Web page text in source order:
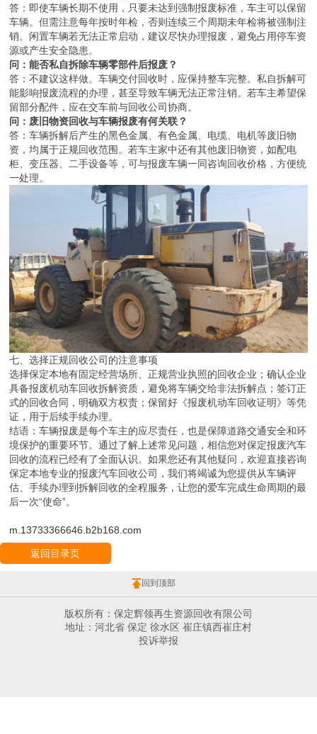
答：即使车辆长期不使用，只要未达到强制报废标准，车主可以保留
车辆。但需注意每年按时年检，否则连续三个周期未年检将被强制注
销。闲置车辆若无法正常启动，建议尽快办理报废，避免占用停车资
源或产生安全隐患。
问：能否私自拆除车辆零部件后报废？
答：不建议这样做。车辆交付回收时，应保持整车完整。私自拆解可
能影响报废流程的办理，甚至导致车辆无法正常注销。若车主希望保
留部分配件，应在交车前与回收公司协商。
问：废旧物资回收与车辆报废有何关联？
答：车辆拆解后产生的黑色金属、有色金属、电缆、电机等废旧物
资，均属于正规回收范围。若车主家中还有其他废旧物资，如配电
柜、变压器、二手设备等，可与报废车辆一同咨询回收价格，方便统
一处理。
七、选择正规回收公司的注意事项
选择保定本地有固定经营场所、正规营业执照的回收企业；确认企业
具备报废机动车回收拆解资质，避免将车辆交给非法拆解点；签订正
式的回收合同，明确双方权责；保留好《报废机动车回收证明》等凭
证，用于后续手续办理。
结语：车辆报废是每个车主的应尽责任，也是保障道路交通安全和环
境保护的重要环节。通过了解上述常见问题，相信您对保定报废汽车
回收的流程已经有了全面认识。如果您还有其他疑问，欢迎直接咨询
保定本地专业的报废汽车回收公司，我们将竭诚为您提供从车辆评
估、手续办理到拆解回收的全程服务，让您的爱车完成生命周期的最
后一次“使命”。
m.13733366646.b2b168.com
返回目录页
回到顶部
版权所有：保定辉领再生资源回收有限公司
地址：河北省 保定 徐水区 崔庄镇西崔庄村
投诉举报